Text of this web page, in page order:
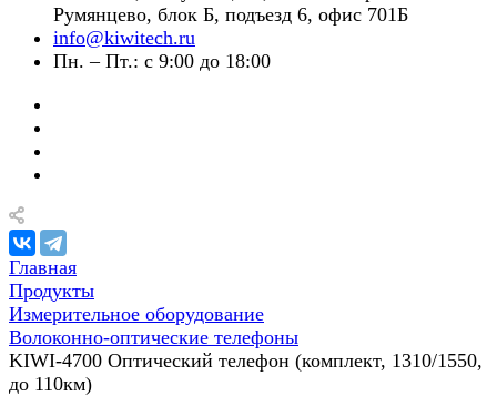
Румянцево, блок Б, подъезд 6, офис 701Б
info@kiwitech.ru
Пн. – Пт.: с 9:00 до 18:00
Главная
Продукты
Измерительное оборудование
Волоконно-оптические телефоны
KIWI-4700 Оптический телефон (комплект, 1310/1550,
до 110км)